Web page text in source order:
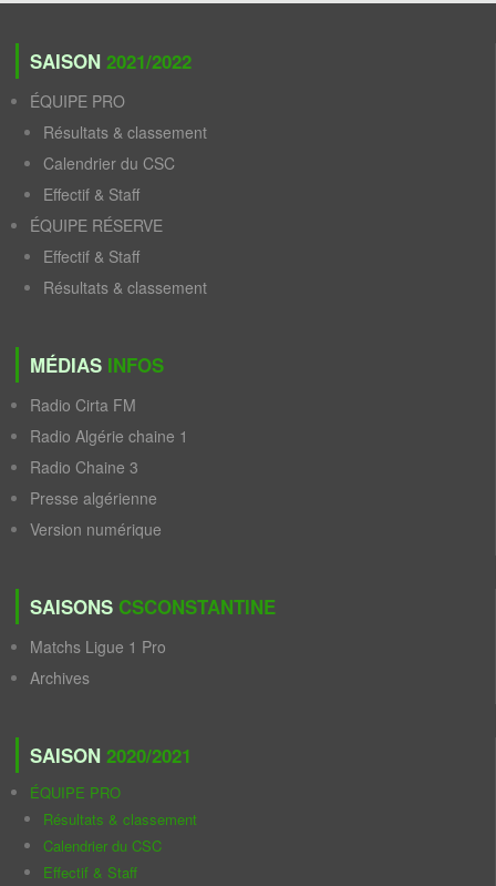
SAISON 2021/2022
ÉQUIPE PRO
Résultats & classement
Calendrier du CSC
Effectif & Staff
ÉQUIPE RÉSERVE
Effectif & Staff
Résultats & classement
MÉDIAS INFOS
Radio Cirta FM
Radio Algérie chaine 1
Radio Chaine 3
Presse algérienne
Version numérique
SAISONS CSCONSTANTINE
Matchs Ligue 1 Pro
Archives
SAISON 2020/2021
ÉQUIPE PRO
Résultats & classement
Calendrier du CSC
Effectif & Staff